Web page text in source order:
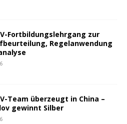
Fort­bil­dungs­lehr­gang zur
Regel­an­wen­dung
Team über­zeugt in Chi­na –
gewinnt Silber